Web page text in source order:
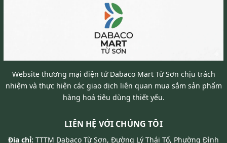
Website thương mại điện tử Dabaco Mart Từ Sơn chịu trách
nhiệm và thực hiện các giao dịch liên quan mua sắm sản phẩm
hàng hoá tiêu dùng thiết yếu.
LIÊN HỆ VỚI CHÚNG TÔI
Địa chỉ: TTTM Dabaco Từ Sơn, Đường Lý Thái Tổ, Phường Đình